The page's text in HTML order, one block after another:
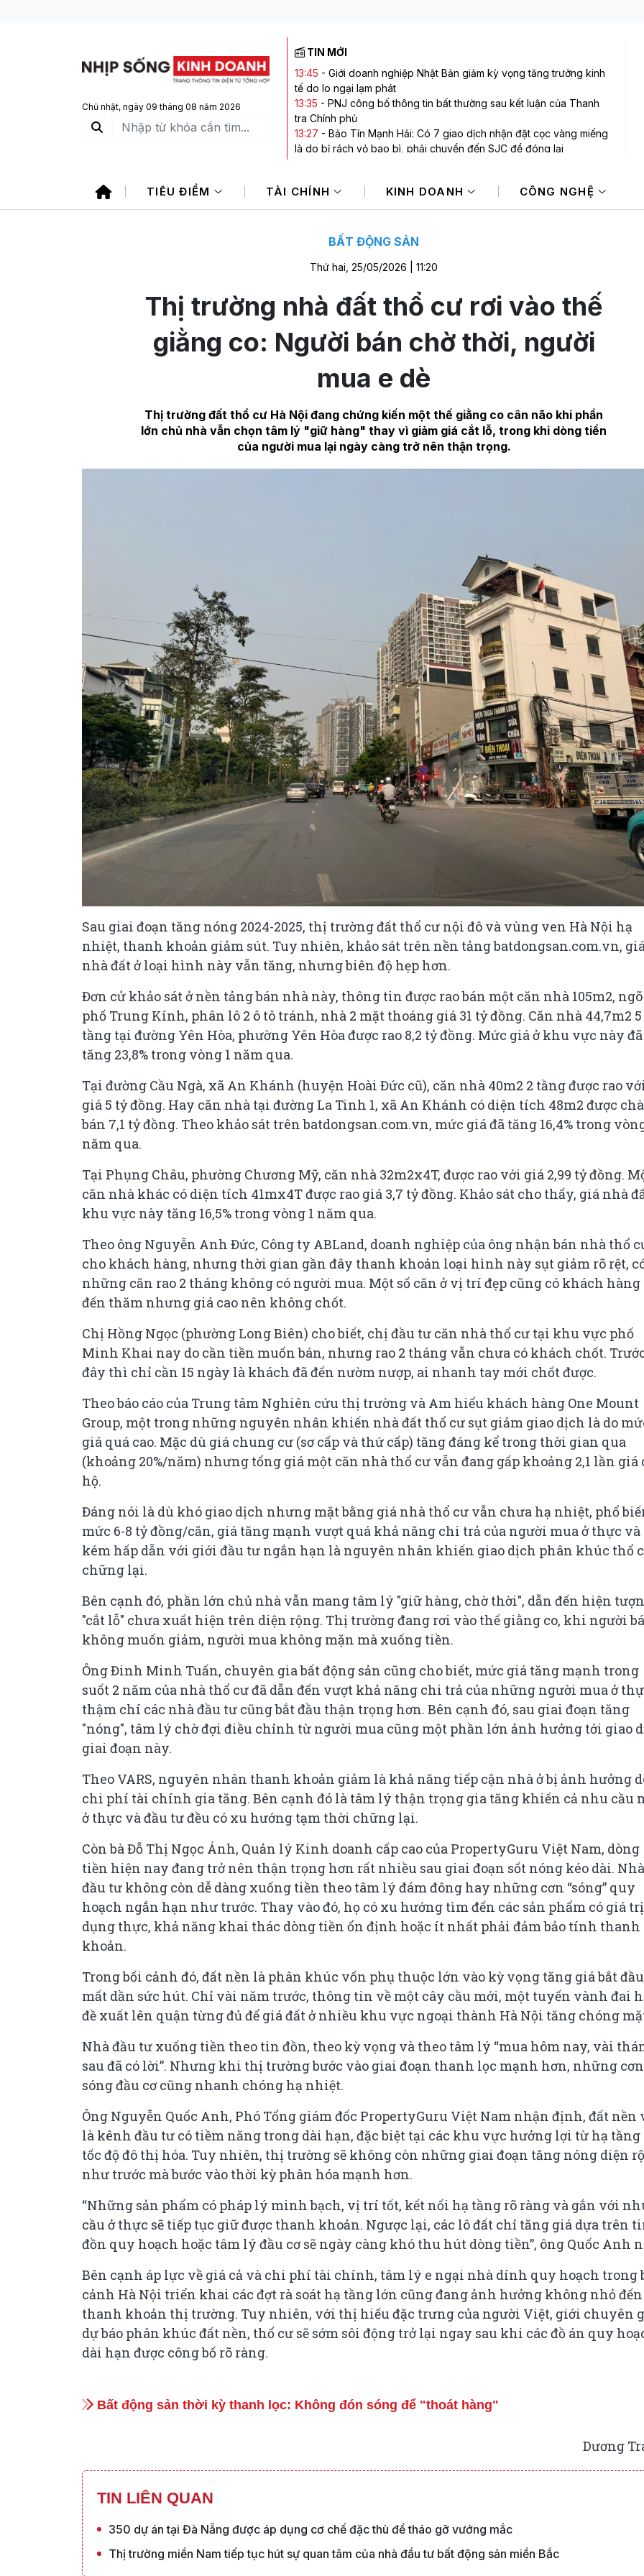
Chủ nhật, ngày 09 tháng 08 năm 2026
TIN MỚI
13:45 - Giới doanh nghiệp Nhật Bản giảm kỳ vọng tăng trưởng kinh
tế do lo ngại lạm phát
13:35 - PNJ công bố thông tin bất thường sau kết luận của Thanh
tra Chính phủ
13:27 - Bảo Tín Mạnh Hải: Có 7 giao dịch nhận đặt cọc vàng miếng
là do bị rách vỏ bao bì, phải chuyển đến SJC để đóng lại
12:38- Các khoản hoàn thuế tác động tích cực đến kết quả kinh
doanh của doanh nghiệp Mỹ
TIÊU ĐIỂM TÀI CHÍNH KINH DOANH CÔNG NGHỆ
BẤT ĐỘNG SẢN
Thứ hai, 25/05/2026 | 11:20
Thị trường nhà đất thổ cư rơi vào thế
giằng co: Người bán chờ thời, người
mua e dè
Thị trường đất thổ cư Hà Nội đang chứng kiến một thế giằng co cân não khi phần
lớn chủ nhà vẫn chọn tâm lý "giữ hàng" thay vì giảm giá cắt lỗ, trong khi dòng tiền
của người mua lại ngày càng trở nên thận trọng.
Sau giai đoạn tăng nóng 2024-2025, thị trường đất thổ cư nội đô và vùng ven Hà Nội hạ
nhiệt, thanh khoản giảm sút. Tuy nhiên, khảo sát trên nền tảng batdongsan.com.vn,
nhà đất ở loại hình này vẫn tăng, nhưng biên độ hẹp hơn.
Đơn cử khảo sát ở nền tảng bán nhà này, thông tin được rao bán một căn nhà 105m2, ngõ
phố Trung Kính, phân lô 2 ô tô tránh, nhà 2 mặt thoáng giá 31 tỷ đồng. Căn nhà 44,7m2 5
tầng tại đường Yên Hòa, phường Yên Hòa được rao 8,2 tỷ đồng. Mức giá ở khu vực này đã
tăng 23,8% trong vòng 1 năm qua.
Tại đường Cầu Ngà, xã An Khánh (huyện Hoài Đức cũ), căn nhà 40m2 2 tầng được rao
giá 5 tỷ đồng. Hay căn nhà tại đường La Tinh 1, xã An Khánh có diện tích 48m2 được
bán 7,1 tỷ đồng. Theo khảo sát trên batdongsan.com.vn, mức giá đã tăng 16,4% trong
năm qua.
Tại Phụng Châu, phường Chương Mỹ, căn nhà 32m2x4T, được rao với giá 2,99 tỷ đồng.
căn nhà khác có diện tích 41mx4T được rao giá 3,7 tỷ đồng. Khảo sát cho thấy, giá nhà
khu vực này tăng 16,5% trong vòng 1 năm qua.
Theo ông Nguyễn Anh Đức, Công ty ABLand, doanh nghiệp của ông nhận bán nhà thổ
cho khách hàng, nhưng thời gian gần đây thanh khoản loại hình này sụt giảm rõ rệt,
những căn rao 2 tháng không có người mua. Một số căn ở vị trí đẹp cũng có khách hàng
đến thăm nhưng giá cao nên không chốt.
Chị Hồng Ngọc (phường Long Biên) cho biết, chị đầu tư căn nhà thổ cư tại khu vực phố
Minh Khai nay do cần tiền muốn bán, nhưng rao 2 tháng vẫn chưa có khách chốt.
đây thì chỉ cần 15 ngày là khách đã đến nườm nượp, ai nhanh tay mới chốt được.
Theo báo cáo của Trung tâm Nghiên cứu thị trường và Am hiểu khách hàng One Mount
Group, một trong những nguyên nhân khiến nhà đất thổ cư sụt giảm giao dịch là do
giá quá cao. Mặc dù giá chung cư (sơ cấp và thứ cấp) tăng đáng kể trong thời gian qua
(khoảng 20%/năm) nhưng tổng giá một căn nhà thổ cư vẫn đang gấp khoảng 2,1 lần giá
hộ.
Đáng nói là dù khó giao dịch nhưng mặt bằng giá nhà thổ cư vẫn chưa hạ nhiệt, phổ
mức 6-8 tỷ đồng/căn, giá tăng mạnh vượt quá khả năng chi trả của người mua ở thực và
kém hấp dẫn với giới đầu tư ngắn hạn là nguyên nhân khiến giao dịch phân khúc thổ
chững lại.
Bên cạnh đó, phần lớn chủ nhà vẫn mang tâm lý "giữ hàng, chờ thời", dẫn đến hiện
"cắt lỗ" chưa xuất hiện trên diện rộng. Thị trường đang rơi vào thế giằng co, khi người
không muốn giảm, người mua không mặn mà xuống tiền.
Ông Đinh Minh Tuấn, chuyên gia bất động sản cũng cho biết, mức giá tăng mạnh trong
suốt 2 năm của nhà thổ cư đã dẫn đến vượt khả năng chi trả của những người mua ở
thậm chí các nhà đầu tư cũng bắt đầu thận trọng hơn. Bên cạnh đó, sau giai đoạn tăng
"nóng", tâm lý chờ đợi điều chỉnh từ người mua cũng một phần lớn ảnh hưởng tới giao
giai đoạn này.
Theo VARS, nguyên nhân thanh khoản giảm là khả năng tiếp cận nhà ở bị ảnh hưởng
chi phí tài chính gia tăng. Bên cạnh đó là tâm lý thận trọng gia tăng khiến cả nhu cầu
ở thực và đầu tư đều có xu hướng tạm thời chững lại.
Còn bà Đỗ Thị Ngọc Ánh, Quản lý Kinh doanh cấp cao của PropertyGuru Việt Nam, dòng
tiền hiện nay đang trở nên thận trọng hơn rất nhiều sau giai đoạn sốt nóng kéo dài. Nhà
đầu tư không còn dễ dàng xuống tiền theo tâm lý đám đông hay những cơn “sóng” quy
hoạch ngắn hạn như trước. Thay vào đó, họ có xu hướng tìm đến các sản phẩm có giá
dụng thực, khả năng khai thác dòng tiền ổn định hoặc ít nhất phải đảm bảo tính thanh
khoản.
Trong bối cảnh đó, đất nền là phân khúc vốn phụ thuộc lớn vào kỳ vọng tăng giá bắt đầu
mất dần sức hút. Chỉ vài năm trước, thông tin về một cây cầu mới, một tuyến vành đai
đề xuất lên quận từng đủ để giá đất ở nhiều khu vực ngoại thành Hà Nội tăng chóng
Nhà đầu tư xuống tiền theo tin đồn, theo kỳ vọng và theo tâm lý “mua hôm nay, vài
sau đã có lời”. Nhưng khi thị trường bước vào giai đoạn thanh lọc mạnh hơn, những cơn
sóng đầu cơ cũng nhanh chóng hạ nhiệt.
Ông Nguyễn Quốc Anh, Phó Tổng giám đốc PropertyGuru Việt Nam nhận định, đất nền
là kênh đầu tư có tiềm năng trong dài hạn, đặc biệt tại các khu vực hưởng lợi từ hạ tầng
tốc độ đô thị hóa. Tuy nhiên, thị trường sẽ không còn những giai đoạn tăng nóng diện
như trước mà bước vào thời kỳ phân hóa mạnh hơn.
“Những sản phẩm có pháp lý minh bạch, vị trí tốt, kết nối hạ tầng rõ ràng và gắn với
cầu ở thực sẽ tiếp tục giữ được thanh khoản. Ngược lại, các lô đất chỉ tăng giá dựa trên
đồn quy hoạch hoặc tâm lý đầu cơ sẽ ngày càng khó thu hút dòng tiền”, ông Quốc Anh
Bên cạnh áp lực về giá cả và chi phí tài chính, tâm lý e ngại nhà dính quy hoạch trong
cảnh Hà Nội triển khai các đợt rà soát hạ tầng lớn cũng đang ảnh hưởng không nhỏ đến
thanh khoản thị trường. Tuy nhiên, với thị hiếu đặc trưng của người Việt, giới chuyên
dự báo phân khúc đất nền, thổ cư sẽ sớm sôi động trở lại ngay sau khi các đồ án quy
dài hạn được công bố rõ ràng.
Bất động sản thời kỳ thanh lọc: Không đón sóng để "thoát hàng"
Dương
TIN LIÊN QUAN
350 dự án tại Đà Nẵng được áp dụng cơ chế đặc thù để tháo gỡ vướng mắc
Thị trường miền Nam tiếp tục hút sự quan tâm của nhà đầu tư bất động sản miền Bắc